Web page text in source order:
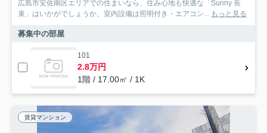
広島市安佐南区エリアでの住まいなら、住み心地も快適な「Sunny 長
束」はいかがでしょうか。室内設備は照明付き・エアコン... もっと見る
募集中の部屋
101
2.8万円
1階 / 17.00㎡ / 1K
賃貸マンション